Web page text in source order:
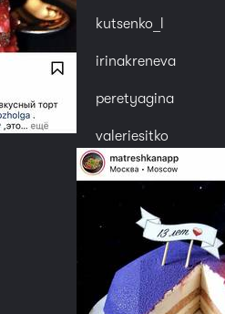
kutsenko_l
irinakreneva
peretyagina
valeriesitko